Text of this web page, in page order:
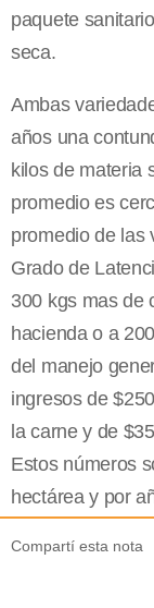
paquete
seca.
Ambas
años una
kilos de materia
promedio es
promedio de las
Grado de
300 kgs mas de
hacienda o a
del manejo
ingresos de
la carne y de
Estos números
hectárea y por
Compartí esta nota